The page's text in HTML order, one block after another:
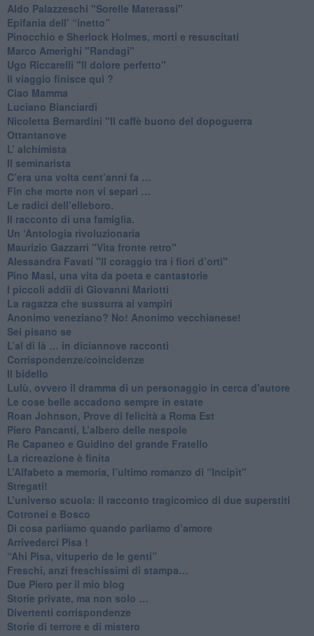
​Aldo Palazzeschi "Sorelle Materassi"
​Epifania dell’ “inetto”
Pinocchio e Sherlock Holmes, morti e resuscitati
​Marco Amerighi "Randagi"
Ugo Riccarelli "Il dolore perfetto"
​Il viaggio finisce qui ?
​Ciao Mamma
​Luciano Bianciardi
​Nicoletta Bernardini "Il caffè buono del dopoguerra
​Ottantanove
​L’ alchimista
Il seminarista
​C’era una volta cent’anni fa …
​Fin che morte non vi separi …
​Le radici dell’elleboro.
​Il racconto di una famiglia.
Un ‘Antologia rivoluzionaria
​Maurizio Gazzarri "Vita fronte retro"
​Alessandra Favati "Il coraggio tra i fiori d’orti"
​Pino Masi, una vita da poeta e cantastorie
​I piccoli addii di Giovanni Mariotti
​La ragazza che sussurra ai vampiri
​Anonimo veneziano? No! Anonimo vecchianese!
​Sei pisano se
​L’al di là … in diciannove racconti
Corrispondenze/coincidenze
Il bidello
Lulù, ovvero il dramma di un personaggio in cerca d'autore
Le cose belle accadono sempre in estate
Roan Johnson, Prove di felicità a Roma Est
Piero Pancanti, L’albero delle nespole
Re Capaneo e Guidino del grande Fratello
La ricreazione è finita
​L’Alfabeto a memoria, l’ultimo romanzo di “Incipit"
​Stregati!
L’universo scuola: il racconto tragicomico di due superstiti
Cotronei e Bosco
Di cosa parliamo quando parliamo d’amore
Arrivederci Pisa !
​“Ahi Pisa, vituperio de le genti”
Freschi, anzi freschissimi di stampa…
​Due Piero per il mio blog
​Storie private, ma non solo …
Divertenti corrispondenze
Storie di terrore e di mistero